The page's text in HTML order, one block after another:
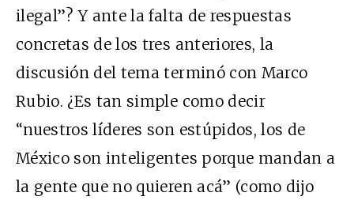
ilegal”? Y ante la falta de respuestas
concretas de los tres anteriores, la
discusión del tema terminó con Marco
Rubio. ¿Es tan simple como decir
“nuestros líderes son estúpidos, los de
México son inteligentes porque mandan a
la gente que no quieren acá” (como dijo